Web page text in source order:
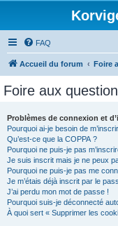
FAQ
Accueil du forum Foire
Foire aux
Problèmes de connexion et
Pourquoi ai-je besoin de
Qu’est-ce que la COPPA ?
Pourquoi ne puis-je pas
Je suis inscrit mais je ne peux
Pourquoi ne puis-je pas me
Je m’étais déjà inscrit par le
J’ai perdu mon mot de passe !
Pourquoi suis-je déconnecté
À quoi sert « Supprimer les